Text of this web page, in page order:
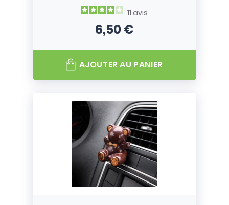
11avis
Prix
6,50 €
AJOUTER AU PANIER